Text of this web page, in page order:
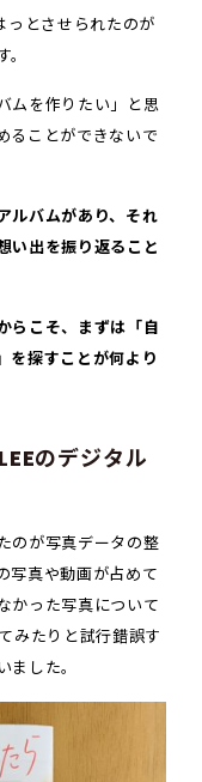
っとさせられたのが
。
ムを作りたい」と思
ることができないで
ルバムがあり、それ
い出を振り返ること
らこそ、まずは「自
を探すことが何より
のデジタル
のが写真データの整
写真や動画が占めて
かった写真について
みたりと試行錯誤す
した。